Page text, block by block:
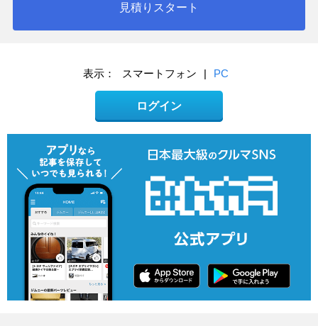
見積りスタート
表示： スマートフォン | PC
ログイン